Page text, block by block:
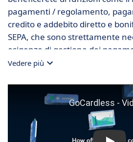
pagamenti / regolamento,
credito e addebito diretto e
SEPA, che sono strettamente
esigenze di gestione dei
La software house GoCardless si
stesso per voi. Tutto quello che
connettervi alla rete, e il vostro
accessibile, tramite il software
servizio.
Vedere più